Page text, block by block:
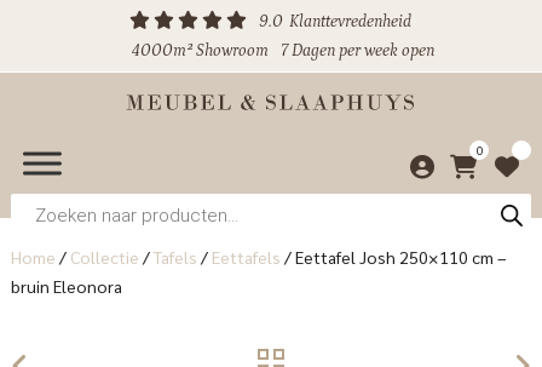
9.0 Klanttevredenheid
4000m² Showroom
7 Dagen per week open
0
Producten
zoeken
Home / Collectie /Tafels / Eettafels /Eettafel Josh 250×110 cm –
bruin Eleonora